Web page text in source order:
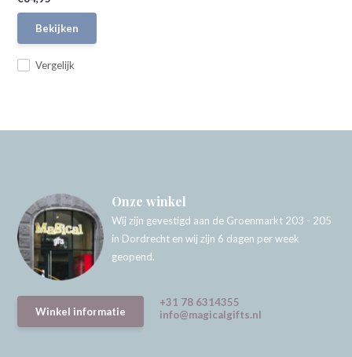
Vergelijk
Bekijken
Onze winkel
Wij zijn gevestigd aan de Groenmarkt 203 - 205
in Dordrecht en wij zijn 6 dagen per week
geopend.
Winkel informatie
+31 78 6314355
info@magicalgifts.nl